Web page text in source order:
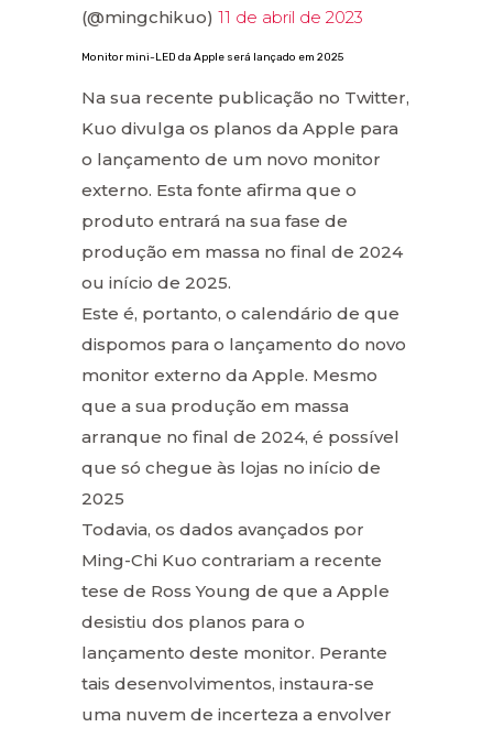
(@mingchikuo) 11 de abril de 2023
Monitor mini-LED da Apple será lançado em 2025
Na sua recente publicação no Twitter,
Kuo divulga os planos da Apple para
o lançamento de um novo monitor
externo. Esta fonte afirma que o
produto entrará na sua fase de
produção em massa no final de 2024
ou início de 2025.
Este é, portanto, o calendário de que
dispomos para o lançamento do novo
monitor externo da Apple. Mesmo
que a sua produção em massa
arranque no final de 2024, é possível
que só chegue às lojas no início de
2025
Todavia, os dados avançados por
Ming-Chi Kuo contrariam a recente
tese de Ross Young de que a Apple
desistiu dos planos para o
lançamento deste monitor. Perante
tais desenvolvimentos, instaura-se
uma nuvem de incerteza a envolver